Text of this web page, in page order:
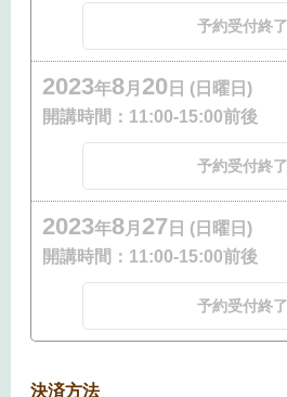
予約受付終了
2023年8月 20 日 (日曜日)
開講時間： 11:00-15:00前後
予約受付終了
2023年8月 27 日 (日曜日)
開講時間： 11:00-15:00前後
予約受付終了
決済方法